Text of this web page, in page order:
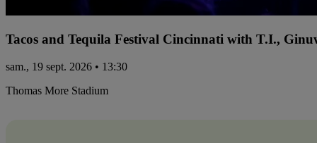
Tacos and Tequila Festival Cincinnati with T.I.,
sam., 19 sept. 2026 • 13:30
Thomas More Stadium